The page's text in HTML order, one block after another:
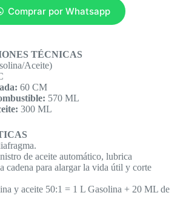
Comprar por Whatsapp
TÉCNICAS
Aceite)
60 CM
570 ML
300 ML
de aceite automático, lubrica
cadena para alargar la vida útil y corte
y aceite 50:1 = 1 L Gasolina + 20 ML de